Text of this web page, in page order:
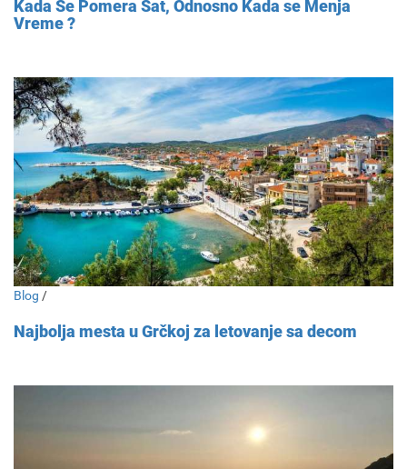
Kada Se Pomera Sat, Odnosno Kada se Menja
Vreme ?
Blog /
Najbolja mesta u Grčkoj za letovanje sa decom